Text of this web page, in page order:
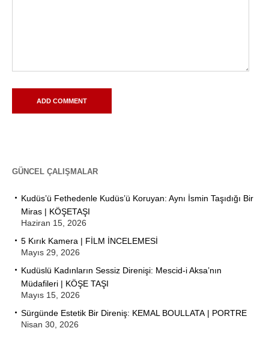
GÜNCEL ÇALIŞMALAR
Kudüs’ü Fethedenle Kudüs’ü Koruyan: Aynı İsmin Taşıdığı Bir
Miras | KÖŞETAŞI
Haziran 15, 2026
5 Kırık Kamera | FİLM İNCELEMESİ
Mayıs 29, 2026
Kudüslü Kadınların Sessiz Direnişi: Mescid-i Aksa’nın
Müdafileri | KÖŞE TAŞI
Mayıs 15, 2026
Sürgünde Estetik Bir Direniş: KEMAL BOULLATA | PORTRE
Nisan 30, 2026